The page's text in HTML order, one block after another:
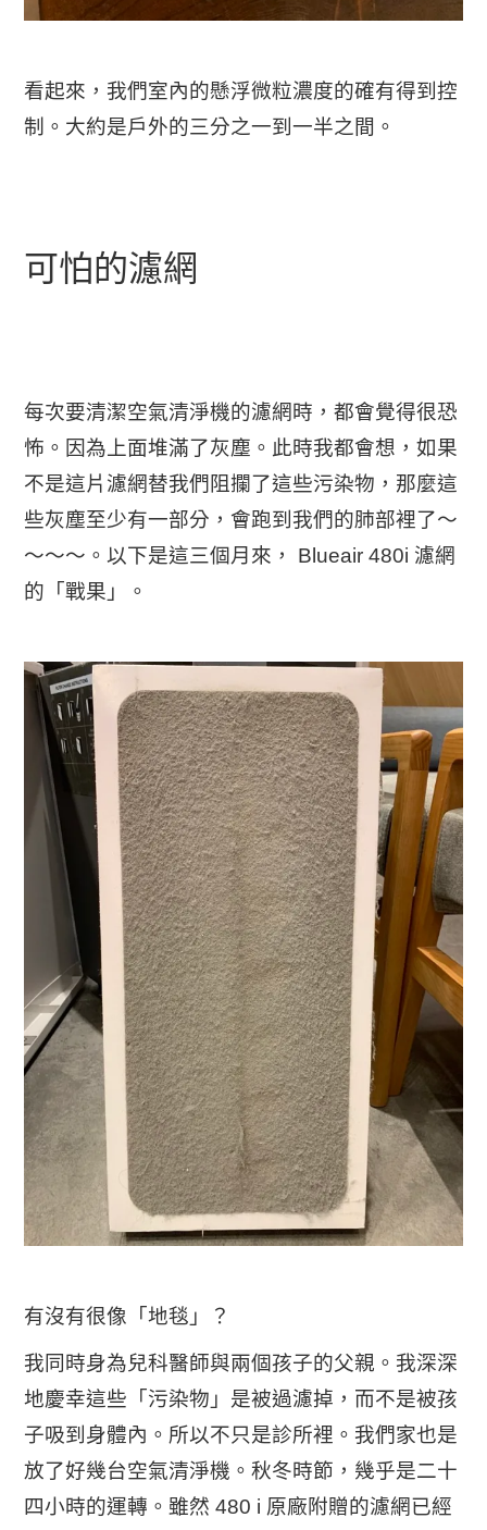
看起來，我們室內的懸浮微粒濃度的確有得到控
制。大約是戶外的三分之一到一半之間。
可怕的濾網
每次要清潔空氣清淨機的濾網時，都會覺得很恐
怖。因為上面堆滿了灰塵。此時我都會想，如果
不是這片濾網替我們阻攔了這些污染物，那麼這
些灰塵至少有一部分，會跑到我們的肺部裡了～
～～～。以下是這三個月來， Blueair 480i 濾網
的「戰果」。
有沒有很像「地毯」？
我同時身為兒科醫師與兩個孩子的父親。我深深
地慶幸這些「污染物」是被過濾掉，而不是被孩
子吸到身體內。所以不只是診所裡。我們家也是
放了好幾台空氣清淨機。秋冬時節，幾乎是二十
四小時的運轉。雖然 480 i 原廠附贈的濾網已經